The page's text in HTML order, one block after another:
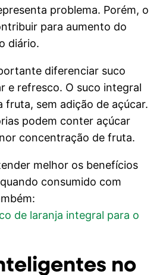
problema. Porém, o
para aumento do
diário.
diferenciar suco
e refresco. O suco integral
fruta, sem adição de açúcar.
podem conter açúcar
concentração de fruta.
melhor os benefícios
consumido com
de laranja integral para o
no